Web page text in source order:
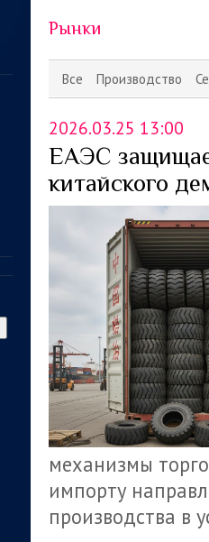
Все Производство
Рынки
2026.03.25 13:00
ЕАЭС
китайского
механизмы
импорту
производства в